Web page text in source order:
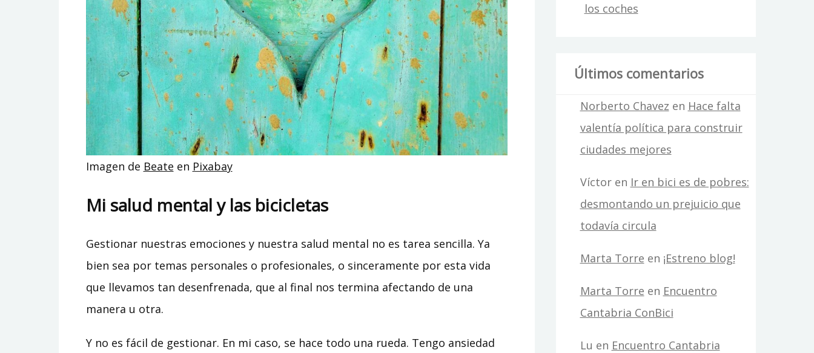
Imagen de Beate en Pixabay
Mi salud mental y las bicicletas
Gestionar nuestras emociones y nuestra salud mental no es tarea sencilla. Ya
bien sea por temas personales o profesionales, o sinceramente por esta vida
que llevamos tan desenfrenada, que al final nos termina afectando de una
manera u otra.
Y no es fácil de gestionar. En mi caso, se hace todo una rueda. Tengo ansiedad
los coches
Últimos comentarios
Norberto Chavez en Hace falta
valentía política para construir
ciudades mejores
Víctoren Ir en bici es de pobres:
desmontando un prejuicio que
todavía circula
Marta Torre en ¡Estreno blog!
Marta Torre en Encuentro
Cantabria ConBici
Lu en Encuentro Cantabria